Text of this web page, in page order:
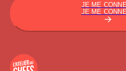
JE ME
JE ME